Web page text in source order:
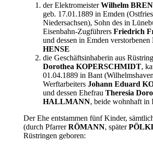
der ElektromeisterWilhelm
geb. 17.01.1889 in Emden
Niedersachsen), Sohn des in
Eisenbahn-Zugführers Friedrich
und dessen in Emden verstorbenen
HENSE
die Geschäftsinhaberin aus
Dorothea KOPERSCHMIDT,
01.04.1889 in Bant
Werftarbeiters Johann Eduard
und dessen Ehefrau Theresia
HALLMANN, beide wohnhaft in
Der Ehe entstammen fünf Kinder,
(durch PfarrerRÖMANN, später
Rüstringen geboren: